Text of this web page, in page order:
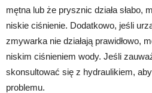
mętna lub że prysznic działa słabo,
niskie ciśnienie. Dodatkowo, jeśli
zmywarka nie działają prawidłowo,
niskim ciśnieniem wody. Jeśli
skonsultować się z hydraulikiem,
problemu.